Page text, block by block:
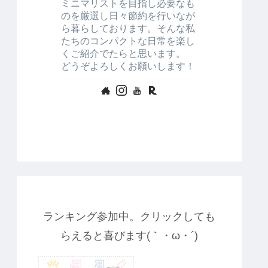
ミニマリストを目指し必要なも
のを厳選し日々節約を行いなが
ら暮らしております。そんな私
たちのコンパクトな日常を楽し
くご紹介でたらと思います。
どうぞよろしくお願いします！
ランキング参加中。クリックしても
らえると喜びます(｀・ω・´)